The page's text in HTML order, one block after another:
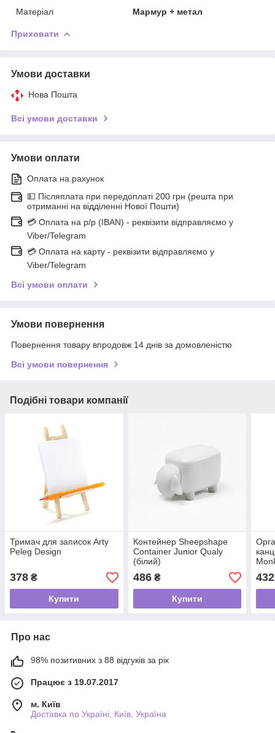
Матеріал
Мармур + метал
Приховати
Умови доставки
Нова Пошта
Всі умови доставки
Умови оплати
Оплата на рахунок
💵 Післяплата при передоплаті 200 грн (решта при
отриманні на відділенні Нової Пошти)
💳 Оплата на р/р (IBAN) - реквізити відправляємо у
Viber/Telegram
💳 Оплата на карту - реквізити відправляємо у
Viber/Telegram
Всі умови оплати
Умови повернення
Повернення товару впродовж 14 днів за домовленістю
Всі умови повернення
Подібні товари компанії
Тримач для записок Arty
Peleg Design
378 ₴
Купити
Контейнер Sheepshape
Container Junior Qualy
(білий)
486₴
Купити
432
Про нас
98% позитивних з 88 відгуків за рік
Працює з 19.07.2017
м. Київ
Доставка по Україні, Київ, Україна